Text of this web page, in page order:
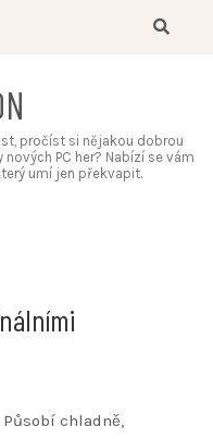
pročíst si nějakou dobrou
PC her? Nabízí se vám
umí jen překvapit.
chladně,